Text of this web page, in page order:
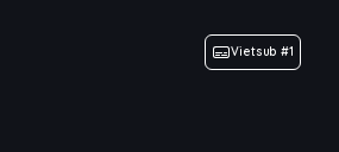
Vietsub #1